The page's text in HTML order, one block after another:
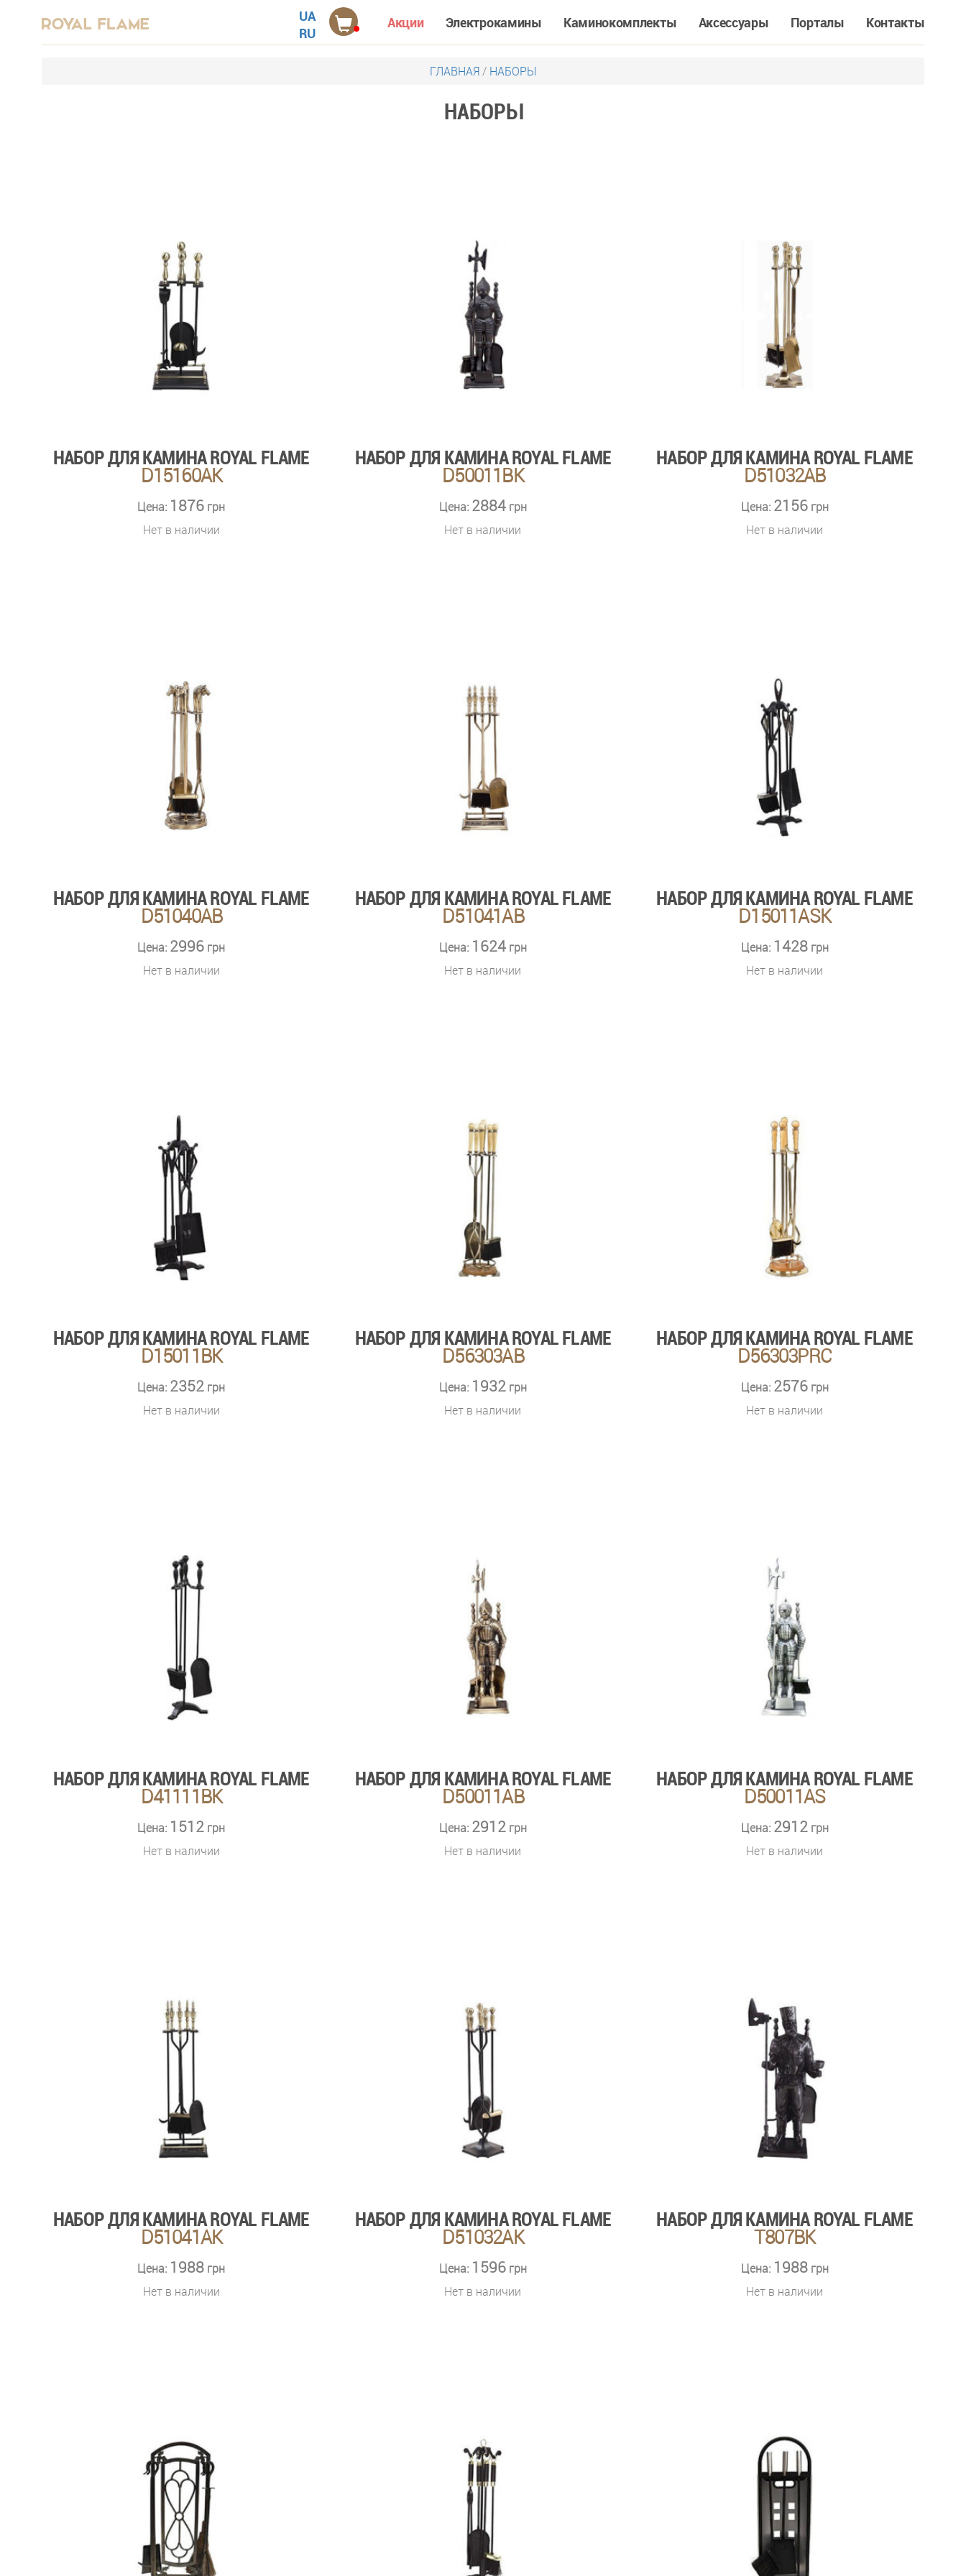
Акции Электрокамины Каминокомплекты Аксессуары Порталы Контакты
UA
RU
ГЛАВНАЯ/ НАБОРЫ
НАБОРЫ
НАБОР ДЛЯ КАМИНА ROYAL FLAME
D15160AK
Цена: 1876 грн
Нет в наличии
НАБОР ДЛЯ КАМИНА ROYAL FLAME
D50011BK
Цена: 2884грн
Нет в наличии
НАБОР ДЛЯ КАМИНА ROYAL FLAME
D51032AB
Цена: 2156грн
Нет в наличии
НАБОР ДЛЯ КАМИНА ROYAL FLAME
D51040AB
Цена: 2996 грн
Нет в наличии
НАБОР ДЛЯ КАМИНА ROYAL FLAME
D51041AB
Цена: 1624грн
Нет в наличии
НАБОР ДЛЯ КАМИНА ROYAL FLAME
D15011ASK
Цена: 1428грн
Нет в наличии
НАБОР ДЛЯ КАМИНА ROYAL FLAME
D15011BK
Цена: 2352 грн
Нет в наличии
НАБОР ДЛЯ КАМИНА ROYAL FLAME
D56303AB
Цена: 1932грн
Нет в наличии
НАБОР ДЛЯ КАМИНА ROYAL FLAME
D56303PRC
Цена: 2576грн
Нет в наличии
НАБОР ДЛЯ КАМИНА ROYAL FLAME
D41111BK
Цена: 1512 грн
Нет в наличии
НАБОР ДЛЯ КАМИНА ROYAL FLAME
D50011AB
Цена: 2912грн
Нет в наличии
НАБОР ДЛЯ КАМИНА ROYAL FLAME
D50011AS
Цена: 2912грн
Нет в наличии
НАБОР ДЛЯ КАМИНА ROYAL FLAME
D51041AK
Цена: 1988 грн
Нет в наличии
НАБОР ДЛЯ КАМИНА ROYAL FLAME
D51032AK
Цена: 1596грн
Нет в наличии
НАБОР ДЛЯ КАМИНА ROYAL FLAME
T807BK
Цена: 1988грн
Нет в наличии